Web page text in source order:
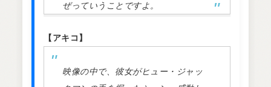
ぜっていうことですよ。
【アキコ】
映像の中で、彼女がヒュー・ジャッ